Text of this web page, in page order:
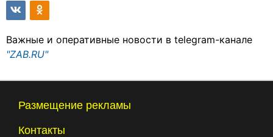
Важные и оперативные новости в telegram-канале
"ZAB.RU"
Размещение рекламы
Контакты